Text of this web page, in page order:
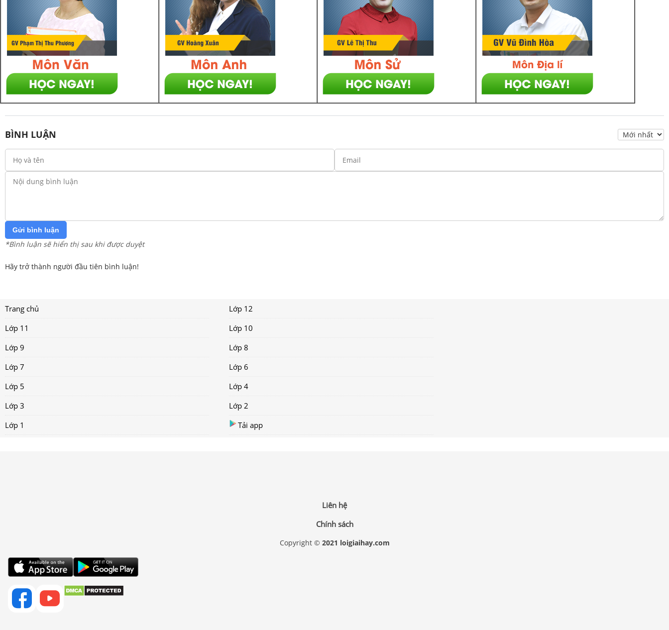
BÌNH LUẬN
Gửi bình luận
*Bình luận sẽ hiển thị sau khi được duyệt
Hãy trở thành người đầu tiên bình luận!
Trang chủ
Lớp 12
Lớp 11
Lớp 10
Lớp 9
Lớp 8
Lớp 7
Lớp 6
Lớp 5
Lớp 4
Lớp 3
Lớp 2
Lớp 1
Tải app
Liên hệ
Chính sách
Copyright © 2021 loigiaihay.com